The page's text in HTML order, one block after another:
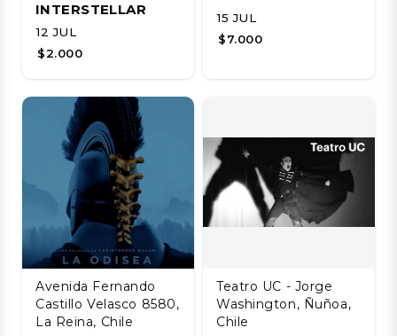
INTERSTELLAR
12 JUL
$2.000
15 JUL
$7.000
Avenida Fernando
Castillo Velasco 8580,
La Reina, Chile
Teatro UC - Jorge
Washington, Ñuñoa,
Chile